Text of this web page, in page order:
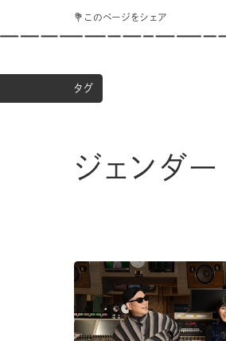
💐このページをシェア
タグ
ジェンダー